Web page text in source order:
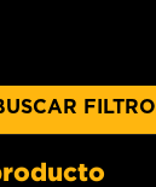
FILTRO